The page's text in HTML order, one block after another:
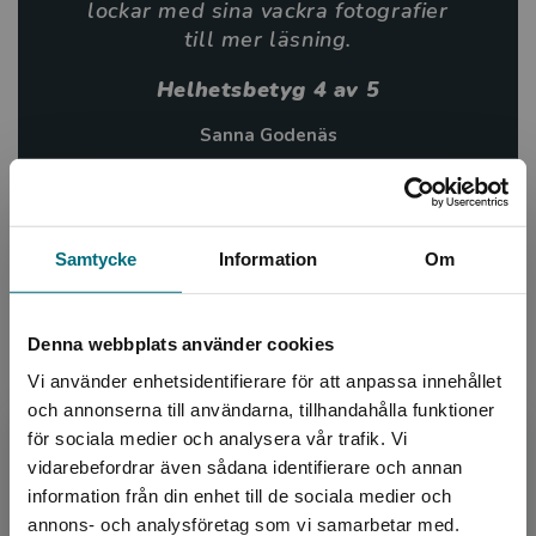
Samtycke Information Om
Denna webbplats använder cookies
Vi använder enhetsidentifierare för att anpassa innehållet
och annonserna till användarna, tillhandahålla funktioner
för sociala medier och analysera vår trafik. Vi
vidarebefordrar även sådana identifierare och annan
information från din enhet till de sociala medier och
annons- och analysföretag som vi samarbetar med.
Begränsad fraktregion
lockar med sina vackra fotografier
till mer läsning.
Helhetsbetyg 4 av 5
Sanna Godenäs
Information
Ämnesområde:
Djur och natur
Faktaböcker
Språk:
Svenska
Lättlästnivå:
Nivå 1